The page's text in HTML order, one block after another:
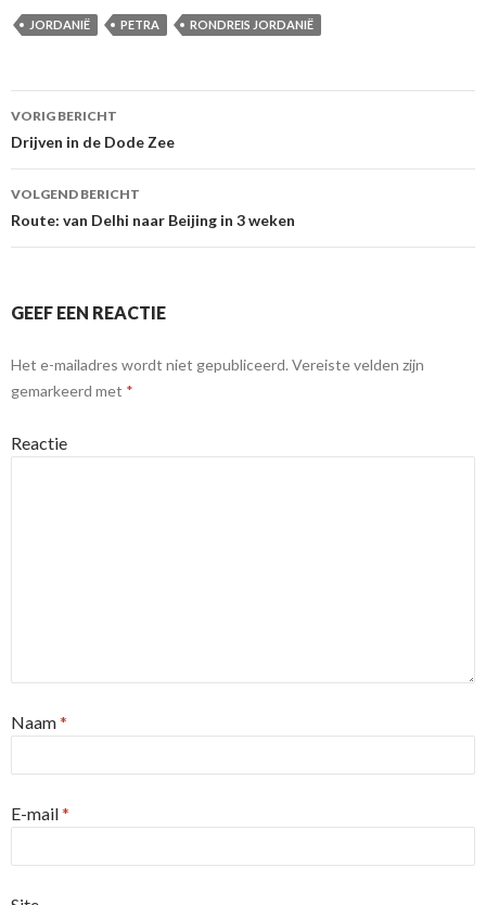
JORDANIË PETRA RONDREIS JORDANIË
Berichtnavigatie
VORIG BERICHT
Drijven in de Dode Zee
VOLGEND BERICHT
Route: van Delhi naar Beijing in 3 weken
GEEF EEN REACTIE
Het e-mailadres wordt niet gepubliceerd. Vereiste velden zijn
gemarkeerd met *
Reactie
Naam*
E-mail*